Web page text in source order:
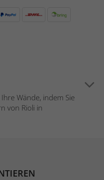
Wände, indem Sie
von Rioli in